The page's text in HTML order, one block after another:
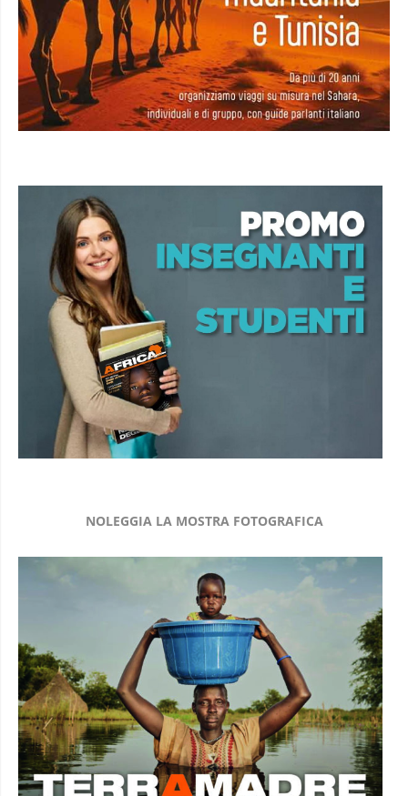
NOLEGGIA LA MOSTRA FOTOGRAFICA